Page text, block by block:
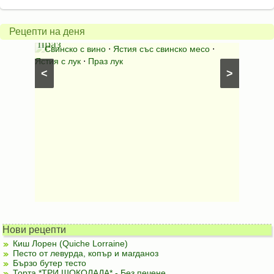
Рецепти на деня
>
<
Свинско
с
праз
Свинско с вино ⋅ Ястия със свинско месо ⋅
Ястия с лук ⋅ Праз лук
с
яйца
Нови рецепти
Киш Лорен (Quiche Lorraine)
Песто от левурда, копър и магданоз
Бързо бутер тесто